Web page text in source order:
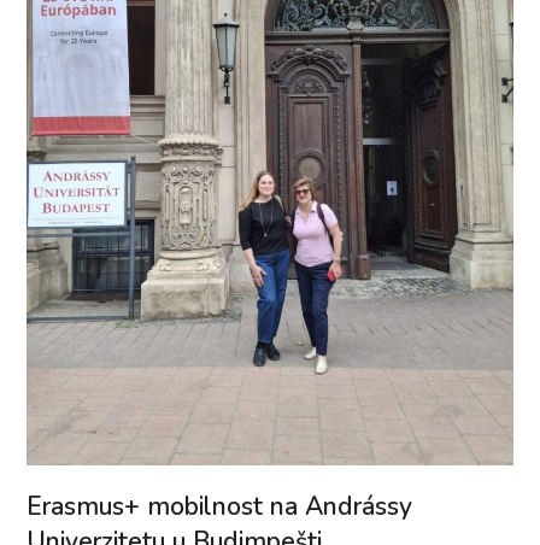
Erasmus+ mobilnost na Andrássy